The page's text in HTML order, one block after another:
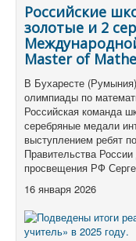
Российские
золотые и 2
Master of
В Бухаресте
олимпиады по
Российская команда
серебряные медали
выступлением ребят
Правительства
просвещения РФ
16 января 2026